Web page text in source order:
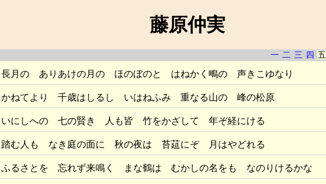
藤原仲実
一 二 三 四 五
長月の ありあけの月の ほのぼのと はねかく鴫の 声きこゆなり
かねてより 千歳はしるし いはねふみ 重なる山の 峰の松原
いにしへの 七の賢き 人も皆 竹をかざして 年ぞ経にける
踏む人も なき庭の面に 秋の夜は 苔莚にぞ 月はやどれる
ふるさとを 忘れず来鳴く まな鶴は むかしの名をも なのりけるかな